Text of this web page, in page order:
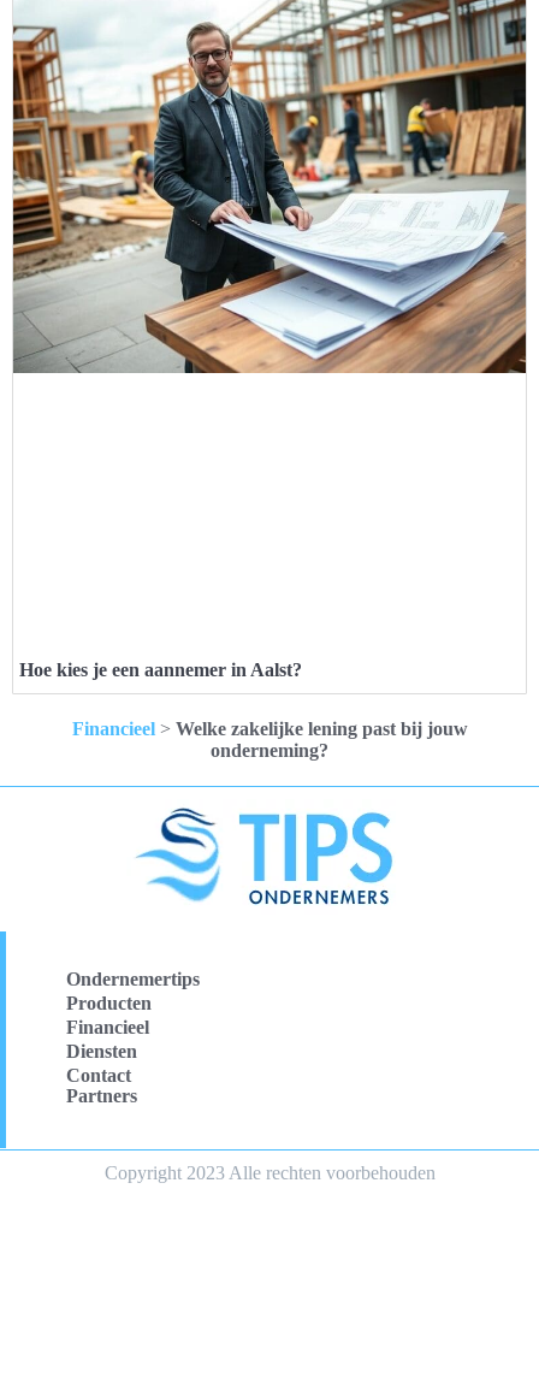
Hoe kies je een aannemer in Aalst?
Financieel> Welke zakelijke lening past bij jouw
onderneming?
Ondernemertips
Producten
Financieel
Diensten
Contact
Partners
Copyright 2023 Alle rechten voorbehouden